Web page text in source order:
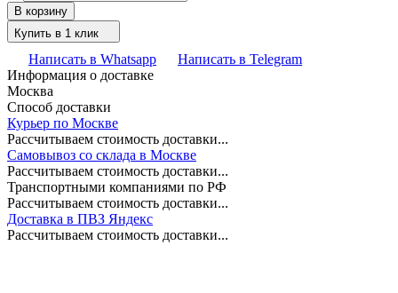
В корзину
Купить в 1 клик
Написать в Whatsapp
Написать в Telegram
Информация о доставке
Москва
Способ доставки
Курьер по Москве
Рассчитываем стоимость доставки...
Самовывоз со склада в Москве
Рассчитываем стоимость доставки...
Транспортными компаниями по РФ
Рассчитываем стоимость доставки...
Доставка в ПВЗ Яндекс
Рассчитываем стоимость доставки...